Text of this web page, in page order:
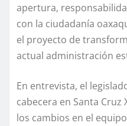
apertura,
con la ciudadanía
el proyecto de
actual administración
En entrevista, el
cabecera en Santa
los cambios en el